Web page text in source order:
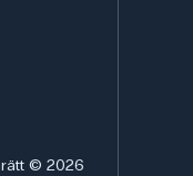
© 2026